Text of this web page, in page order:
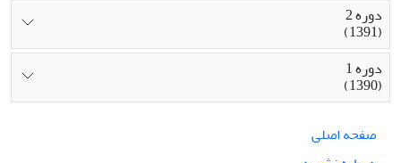
دوره 2
(1391)
دوره 1
(1390)
صفحه اصلی